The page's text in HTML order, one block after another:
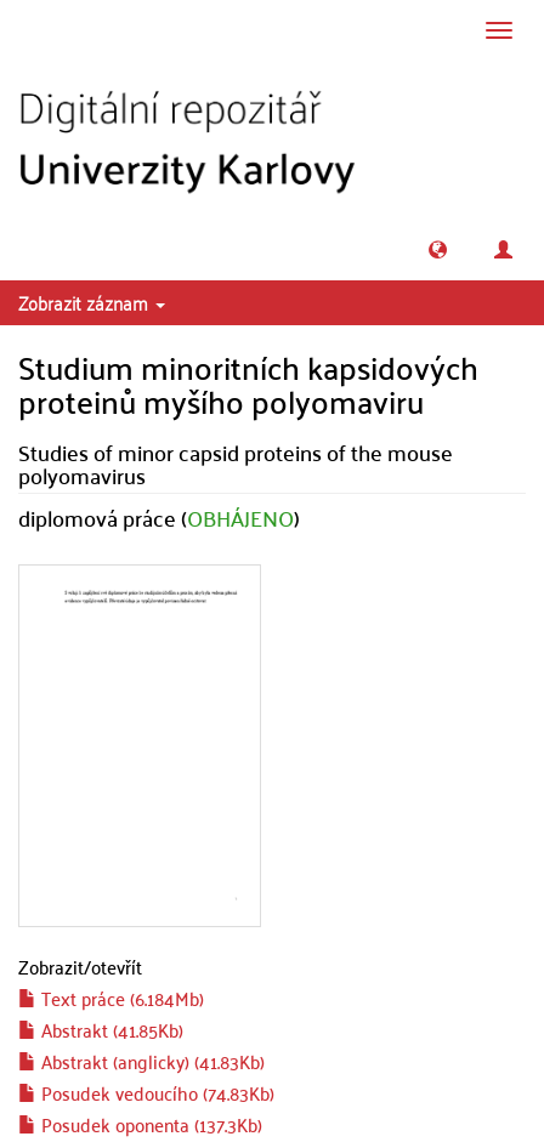
Zobrazit záznam
Studium minoritních kapsidových
proteinů myšího polyomaviru
Studies of minor capsid proteins of the mouse
polyomavirus
diplomová práce (OBHÁJENO)
Zobrazit/otevřít
Text práce (6.184Mb)
Abstrakt (41.85Kb)
Abstrakt (anglicky) (41.83Kb)
Posudek vedoucího (74.83Kb)
Posudek oponenta (137.3Kb)